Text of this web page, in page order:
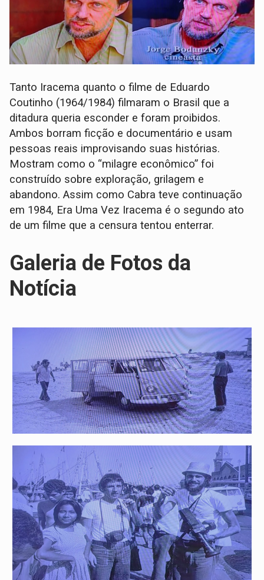
Tanto Iracema quanto o filme de Eduardo
Coutinho (1964/1984) filmaram o Brasil que a
ditadura queria esconder e foram proibidos.
Ambos borram ficção e documentário e usam
pessoas reais improvisando suas histórias.
Mostram como o “milagre econômico” foi
construído sobre exploração, grilagem e
abandono. Assim como Cabra teve continuação
em 1984, Era Uma Vez Iracema é o segundo ato
de um filme que a censura tentou enterrar.
Galeria de Fotos da
Notícia